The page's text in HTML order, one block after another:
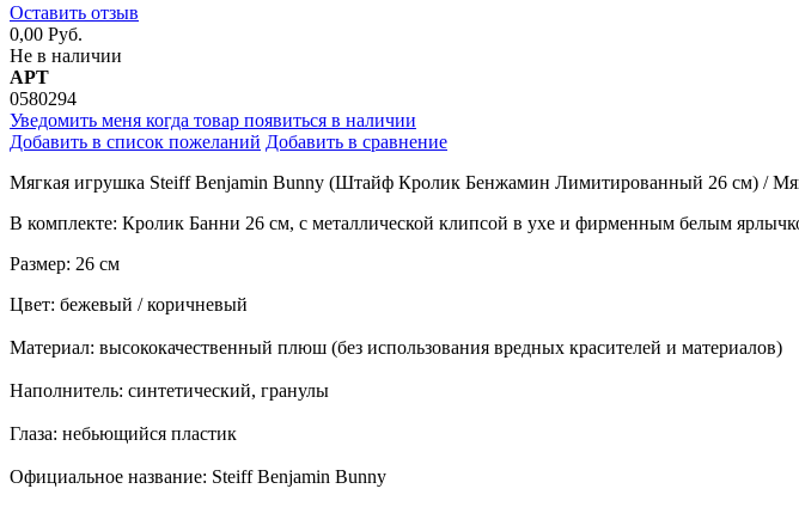
Оставить отзыв
0,00 Руб.
Не в наличии
АРТ
0580294
Уведомить меня когда товар появиться в наличии
Добавить в список пожеланий Добавить в сравнение
Мягкая игрушка Steiff Benjamin Bunny (Штайф Кролик Бенжамин Лимитированный 26 см) /
В комплекте: Кролик Банни 26 см, с металлической клипсой в ухе и фирменным белым
Размер: 26 см
Цвет: бежевый / коричневый
Материал: высококачественный плюш (без использования вредных красителей и материалов)
Наполнитель: синтетический, гранулы
Глаза: небьющийся пластик
Официальное название: Steiff Benjamin Bunny